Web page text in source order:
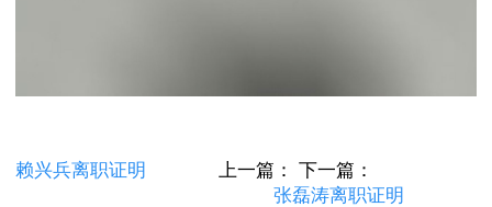
上一篇：
赖兴兵离职证明
下一篇：
张磊涛离职证明